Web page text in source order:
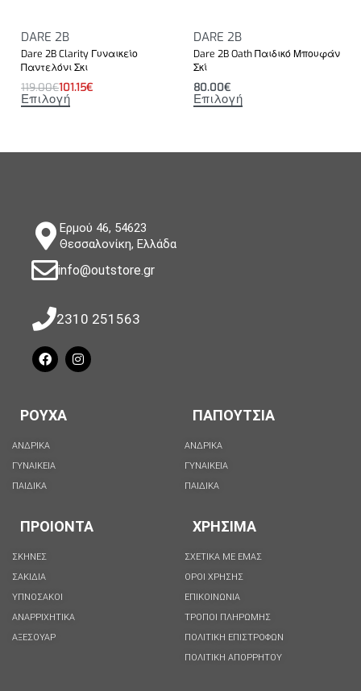
DARE 2B
Dare 2B Clarity Γυναικείο
Παντελόνι Σκι
119.00€101.15€
Επιλογή
DARE 2B
Dare 2B Oath Παιδικό Μπουφάν
Σκί
80.00€
Επιλογή
Ερμού 46, 54623
Θεσσαλονίκη, Ελλάδα
info@outstore.gr
2310 251563
ΡΟΥΧΑ
ΑΝΔΡΙΚΑ
ΓΥΝΑΙΚΕΙΑ
ΠΑΙΔΙΚΑ
ΠΑΠΟΥΤΣΙΑ
ΑΝΔΡΙΚΑ
ΓΥΝΑΙΚΕΙΑ
ΠΑΙΔΙΚΑ
ΠΡΟΙΟΝΤΑ
ΣΚΗΝΕΣ
ΣΑΚΙΔΙΑ
ΥΠΝΟΣΑΚΟΙ
ΑΝΑΡΡΙΧΗΤΙΚΑ
ΑΞΕΣΟΥΑΡ
ΧΡΗΣΙΜΑ
ΣΧΕΤΙΚΑ ΜΕ ΕΜΑΣ
ΟΡΟΙ ΧΡΗΣΗΣ
ΕΠΙΚΟΙΝΩΝΙΑ
ΤΡΟΠΟΙ ΠΛΗΡΩΜΗΣ
ΠΟΛΙΤΙΚΗ ΕΠΙΣΤΡΟΦΩΝ
ΠΟΛΙΤΙΚΉ ΑΠΟΡΡΉΤΟΥ